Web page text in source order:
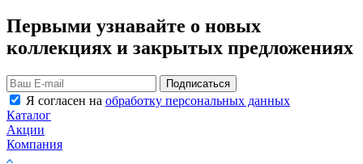
Первыми узнавайте о новых
коллекциях и закрытых предложениях
Подписаться
Я согласен на обработку персональных данных
Каталог
Акции
Компания